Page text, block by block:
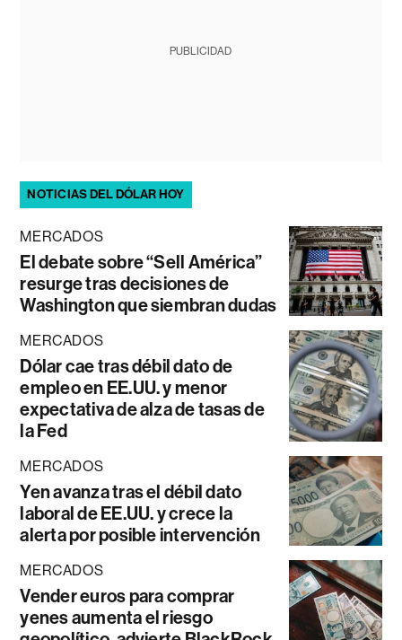
PUBLICIDAD
NOTICIAS DEL DÓLAR HOY
MERCADOS
El debate sobre “Sell América”
resurge tras decisiones de
Washington que siembran dudas
MERCADOS
Dólar cae tras débil dato de
empleo en EE.UU. y menor
expectativa de alza de tasas de
la Fed
MERCADOS
Yen avanza tras el débil dato
laboral de EE.UU. y crece la
alerta por posible intervención
MERCADOS
Vender euros para comprar
yenes aumenta el riesgo